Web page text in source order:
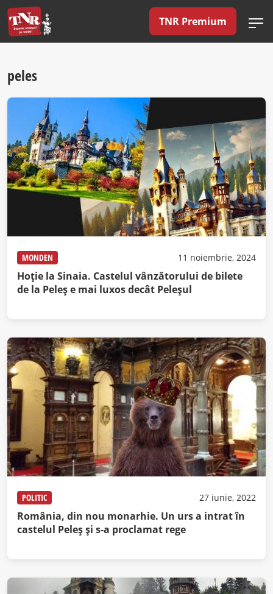
TNR Premium
peles
MONDEN 11 noiembrie, 2024
Hoţie la Sinaia. Castelul vânzătorului de bilete
de la Peleş e mai luxos decât Peleşul
POLITIC 27 iunie, 2022
România, din nou monarhie. Un urs a intrat în
castelul Peleș și s-a proclamat rege